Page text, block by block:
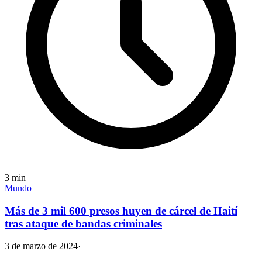
3 min
Mundo
Más de 3 mil 600 presos huyen de cárcel de Haití
tras ataque de bandas criminales
3 de marzo de 2024·